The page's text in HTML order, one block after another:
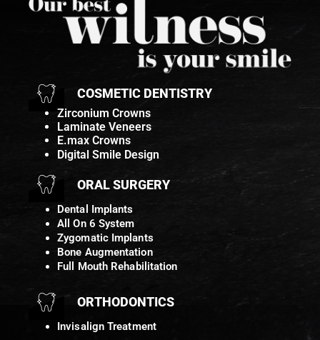
COSMETIC DENTISTRY
Zirconium Crowns
Laminate Veneers
E.max Crowns
Digital Smile Design
ORAL SURGERY
Dental Implants
All On 6 System
Zygomatic Implants
Bone Augmentation
Full Mouth Rehabilitation
ORTHODONTICS
Invisalign Treatment